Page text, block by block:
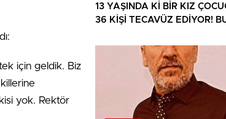
için geldik. Biz
yok. Rektör
13 YAŞINDA Kİ BİR KIZ
36 KİŞİ TECAVÜZ EDİYOR!
SAVRULDU!